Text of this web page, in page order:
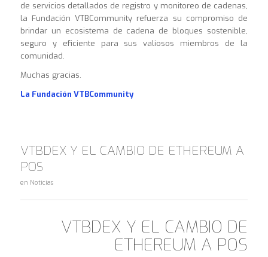
de servicios detallados de registro y monitoreo de cadenas,
la Fundación VTBCommunity refuerza su compromiso de
brindar un ecosistema de cadena de bloques sostenible,
seguro y eficiente para sus valiosos miembros de la
comunidad.
Muchas gracias.
La Fundación VTBCommunity
VTBDEX Y EL CAMBIO DE ETHEREUM A
POS
en Noticias
VTBDEX Y EL CAMBIO DE
ETHEREUM A POS